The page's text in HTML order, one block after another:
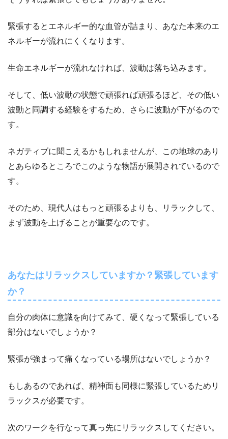
緊張するとエネルギー的な血管が詰まり、あなた本来のエ
ネルギーが流れにくくなります。
生命エネルギーが流れなければ、波動は落ち込みます。
そして、低い波動の状態で頑張れば頑張るほど、その低い
波動と同調する経験をするため、さらに波動が下がるので
す。
ネガティブに聞こえるかもしれませんが、この地球のあり
とあらゆるところでこのような物語が展開されているので
す。
そのため、現代人はもっと頑張るよりも、リラックして、
まず波動を上げることが重要なのです。
あなたはリラックスしていますか？緊張しています
か？
自分の肉体に意識を向けてみて、硬くなって緊張している
部分はないでしょうか？
緊張が強まって痛くなっている場所はないでしょうか？
もしあるのであれば、精神面も同様に緊張しているためリ
ラックスが必要です。
次のワークを行なって真っ先にリラックスしてください。